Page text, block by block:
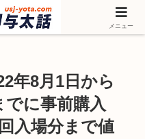
ワールド アトラクションなどユニ
しています
年8月1日から
でに事前購入
入場分まで値
メニュー